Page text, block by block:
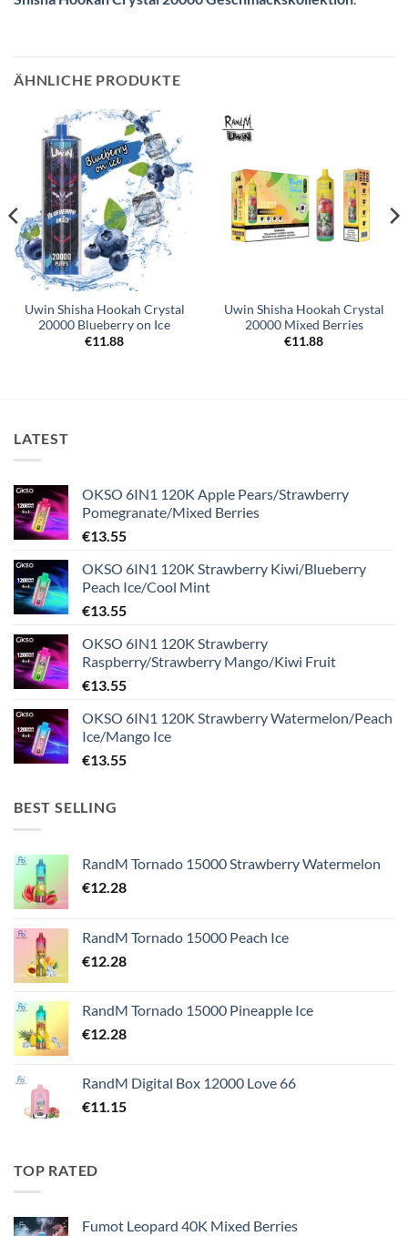
ÄHNLICHE PRODUKTE
Uwin Shisha Hookah Crystal
20000 Blueberry on Ice
€11.88
Uwin Shisha Hookah Crystal
20000 Mixed Berries
€11.88
LATEST
OKSO 6IN1 120K Apple Pears/Strawberry
Pomegranate/Mixed Berries
€13.55
OKSO 6IN1 120K Strawberry Kiwi/Blueberry
Peach Ice/Cool Mint
€13.55
OKSO 6IN1 120K Strawberry
Raspberry/Strawberry Mango/Kiwi Fruit
€13.55
OKSO 6IN1 120K Strawberry Watermelon/Peach
Ice/Mango Ice
€13.55
BEST SELLING
RandM Tornado 15000 Strawberry Watermelon
€12.28
RandM Tornado 15000 Peach Ice
€12.28
RandM Tornado 15000 Pineapple Ice
€12.28
RandM Digital Box 12000 Love 66
€11.15
TOP RATED
Fumot Leopard 40K Mixed Berries